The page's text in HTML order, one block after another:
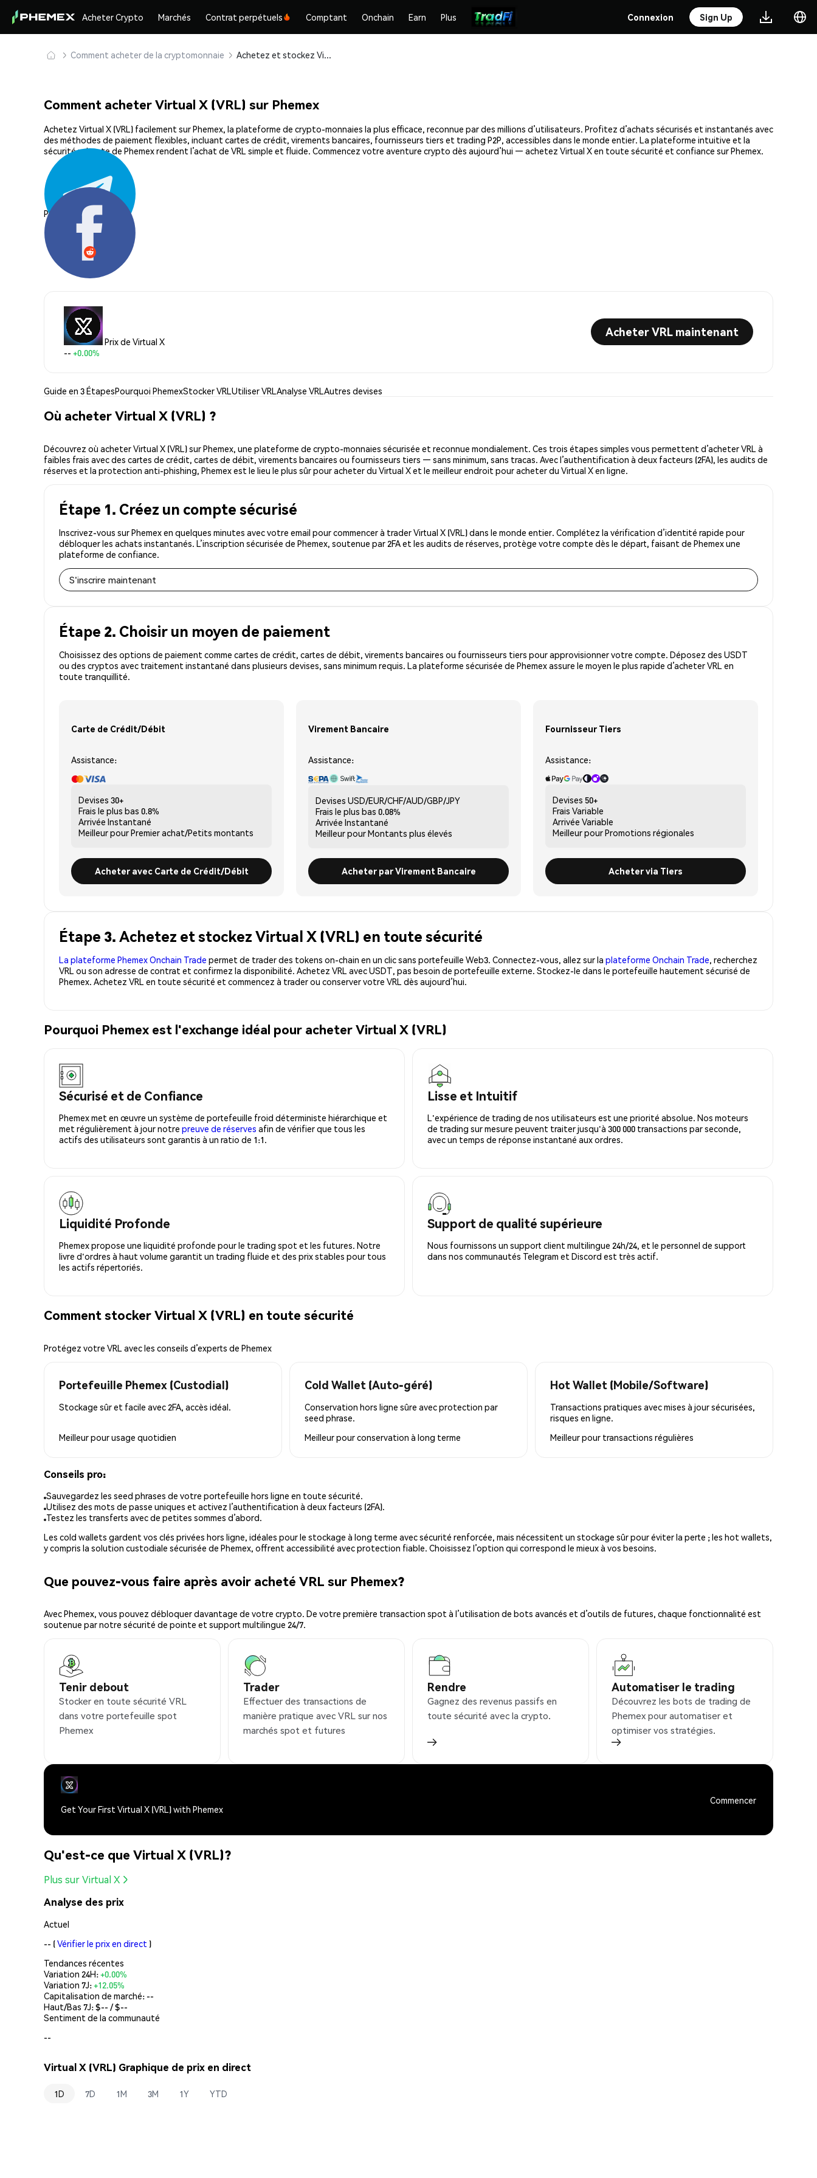
Acheter Crypto Marchés Contrat perpétuels Comptant Onchain Earn Plus Connexion Sign Up
Comment acheter de la cryptomonnaie Achetez et stockez Virtual X (VRL) en toute sécurité
Comment acheter Virtual X (VRL) sur Phemex
Achetez Virtual X (VRL) facilement sur Phemex, la plateforme de crypto-monnaies la plus efficace, reconnue par des millions d’utilisateurs. Profitez d’achats sécurisés et instantanés avec
des méthodes de paiement flexibles, incluant cartes de crédit, virements bancaires, fournisseurs tiers et trading P2P, accessibles dans le monde entier. La plateforme intuitive et la
sécurité robuste de Phemex rendent l’achat de VRL simple et fluide. Commencez votre aventure crypto dès aujourd’hui — achetez Virtual X en toute sécurité et confiance sur Phemex.
Partager:
Prix de Virtual X
-- +0.00%
Acheter VRL maintenant
Guide en 3 ÉtapesPourquoi PhemexStocker VRLUtiliser VRLAnalyse VRLAutres devises
Où acheter Virtual X (VRL) ?
Découvrez où acheter Virtual X (VRL) sur Phemex, une plateforme de crypto-monnaies sécurisée et reconnue mondialement. Ces trois étapes simples vous permettent d’acheter VRL à
faibles frais avec des cartes de crédit, cartes de débit, virements bancaires ou fournisseurs tiers — sans minimum, sans tracas. Avec l’authentification à deux facteurs (2FA), les audits de
réserves et la protection anti-phishing, Phemex est le lieu le plus sûr pour acheter du Virtual X et le meilleur endroit pour acheter du Virtual X en ligne.
Étape 1. Créez un compte sécurisé
Inscrivez-vous sur Phemex en quelques minutes avec votre email pour commencer à trader Virtual X (VRL) dans le monde entier. Complétez la vérification d’identité rapide pour
débloquer les achats instantanés. L’inscription sécurisée de Phemex, soutenue par 2FA et les audits de réserves, protège votre compte dès le départ, faisant de Phemex une
plateforme de confiance.
S'inscrire maintenant
Étape 2. Choisir un moyen de paiement
Choisissez des options de paiement comme cartes de crédit, cartes de débit, virements bancaires ou fournisseurs tiers pour approvisionner votre compte. Déposez des USDT
ou des cryptos avec traitement instantané dans plusieurs devises, sans minimum requis. La plateforme sécurisée de Phemex assure le moyen le plus rapide d’acheter VRL en
toute tranquillité.
Carte de Crédit/Débit
Assistance:
Devises 30+
Frais le plus bas 0.8%
Arrivée Instantané
Meilleur pourPremier achat/Petits montants
Acheter avec Carte de Crédit/Débit
Virement Bancaire
Assistance:
Devises USD/EUR/CHF/AUD/GBP/JPY
Frais le plus bas 0.08%
Arrivée Instantané
Meilleur pourMontants plus élevés
Acheter par Virement Bancaire
Fournisseur Tiers
Assistance:
Devises 50+
Frais Variable
Arrivée Variable
Meilleur pourPromotions régionales
Acheter via Tiers
Étape 3. Achetez et stockez Virtual X (VRL) en toute sécurité
La plateforme Phemex Onchain Trade permet de trader des tokens on-chain en un clic sans portefeuille Web3. Connectez-vous, allez sur la plateforme Onchain Trade, recherchez
VRL ou son adresse de contrat et confirmez la disponibilité. Achetez VRL avec USDT, pas besoin de portefeuille externe. Stockez-le dans le portefeuille hautement sécurisé de
Phemex. Achetez VRL en toute sécurité et commencez à trader ou conserver votre VRL dès aujourd’hui.
Pourquoi Phemex est l'exchange idéal pour acheter Virtual X (VRL)
Sécurisé et de Confiance
Phemex met en œuvre un système de portefeuille froid déterministe hiérarchique et
met régulièrement à jour notre preuve de réserves afin de vérifier que tous les
actifs des utilisateurs sont garantis à un ratio de 1:1.
Lisse et Intuitif
L'expérience de trading de nos utilisateurs est une priorité absolue. Nos moteurs
de trading sur mesure peuvent traiter jusqu'à 300 000 transactions par seconde,
avec un temps de réponse instantané aux ordres.
Liquidité Profonde
Phemex propose une liquidité profonde pour le trading spot et les futures. Notre
livre d'ordres à haut volume garantit un trading fluide et des prix stables pour tous
les actifs répertoriés.
Support de qualité supérieure
Nous fournissons un support client multilingue 24h/24, et le personnel de support
dans nos communautés Telegram et Discord est très actif.
Comment stocker Virtual X (VRL) en toute sécurité
Protégez votre VRL avec les conseils d’experts de Phemex
Portefeuille Phemex (Custodial)
Stockage sûr et facile avec 2FA, accès idéal.
Meilleur pourusage quotidien
Cold Wallet (Auto-géré)
Conservation hors ligne sûre avec protection par
seed phrase.
Meilleur pourconservation à long terme
Hot Wallet (Mobile/Software)
Transactions pratiques avec mises à jour sécurisées,
risques en ligne.
Meilleur pour transactions régulières
Conseils pro:
Sauvegardez les seed phrases de votre portefeuille hors ligne en toute sécurité.
Utilisez des mots de passe uniques et activez l’authentification à deux facteurs (2FA).
Testez les transferts avec de petites sommes d’abord.
Les cold wallets gardent vos clés privées hors ligne, idéales pour le stockage à long terme avec sécurité renforcée, mais nécessitent un stockage sûr pour éviter la perte ; les hot wallets,
y compris la solution custodiale sécurisée de Phemex, offrent accessibilité avec protection fiable. Choisissez l’option qui correspond le mieux à vos besoins.
Que pouvez-vous faire après avoir acheté VRL sur Phemex?
Avec Phemex, vous pouvez débloquer davantage de votre crypto. De votre première transaction spot à l’utilisation de bots avancés et d’outils de futures, chaque fonctionnalité est
soutenue par notre sécurité de pointe et support multilingue 24/7.
Tenir debout
Stocker en toute sécurité VRL
dans votre portefeuille spot
Phemex
Trader
Effectuer des transactions de
manière pratique avec VRL sur nos
marchés spot et futures
Rendre
Gagnez des revenus passifs en
toute sécurité avec la crypto.
Automatiser le trading
Découvrez les bots de trading de
Phemex pour automatiser et
optimiser vos stratégies.
Get Your First Virtual X (VRL) with Phemex
Commencer
Qu'est-ce que Virtual X (VRL)?
Plus sur Virtual X
Analyse des prix
Actuel
-- (Vérifier le prix en direct )
Tendances récentes
Variation 24H:+0.00%
Variation 7J:+12.05%
Capitalisation de marché: --
Haut/Bas 7J: $-- / $--
Sentiment de la communauté
--
Virtual X (VRL) Graphique de prix en direct
1D 7D 1M 3M 1Y YTD